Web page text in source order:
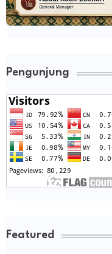
Pengunjung
Featured